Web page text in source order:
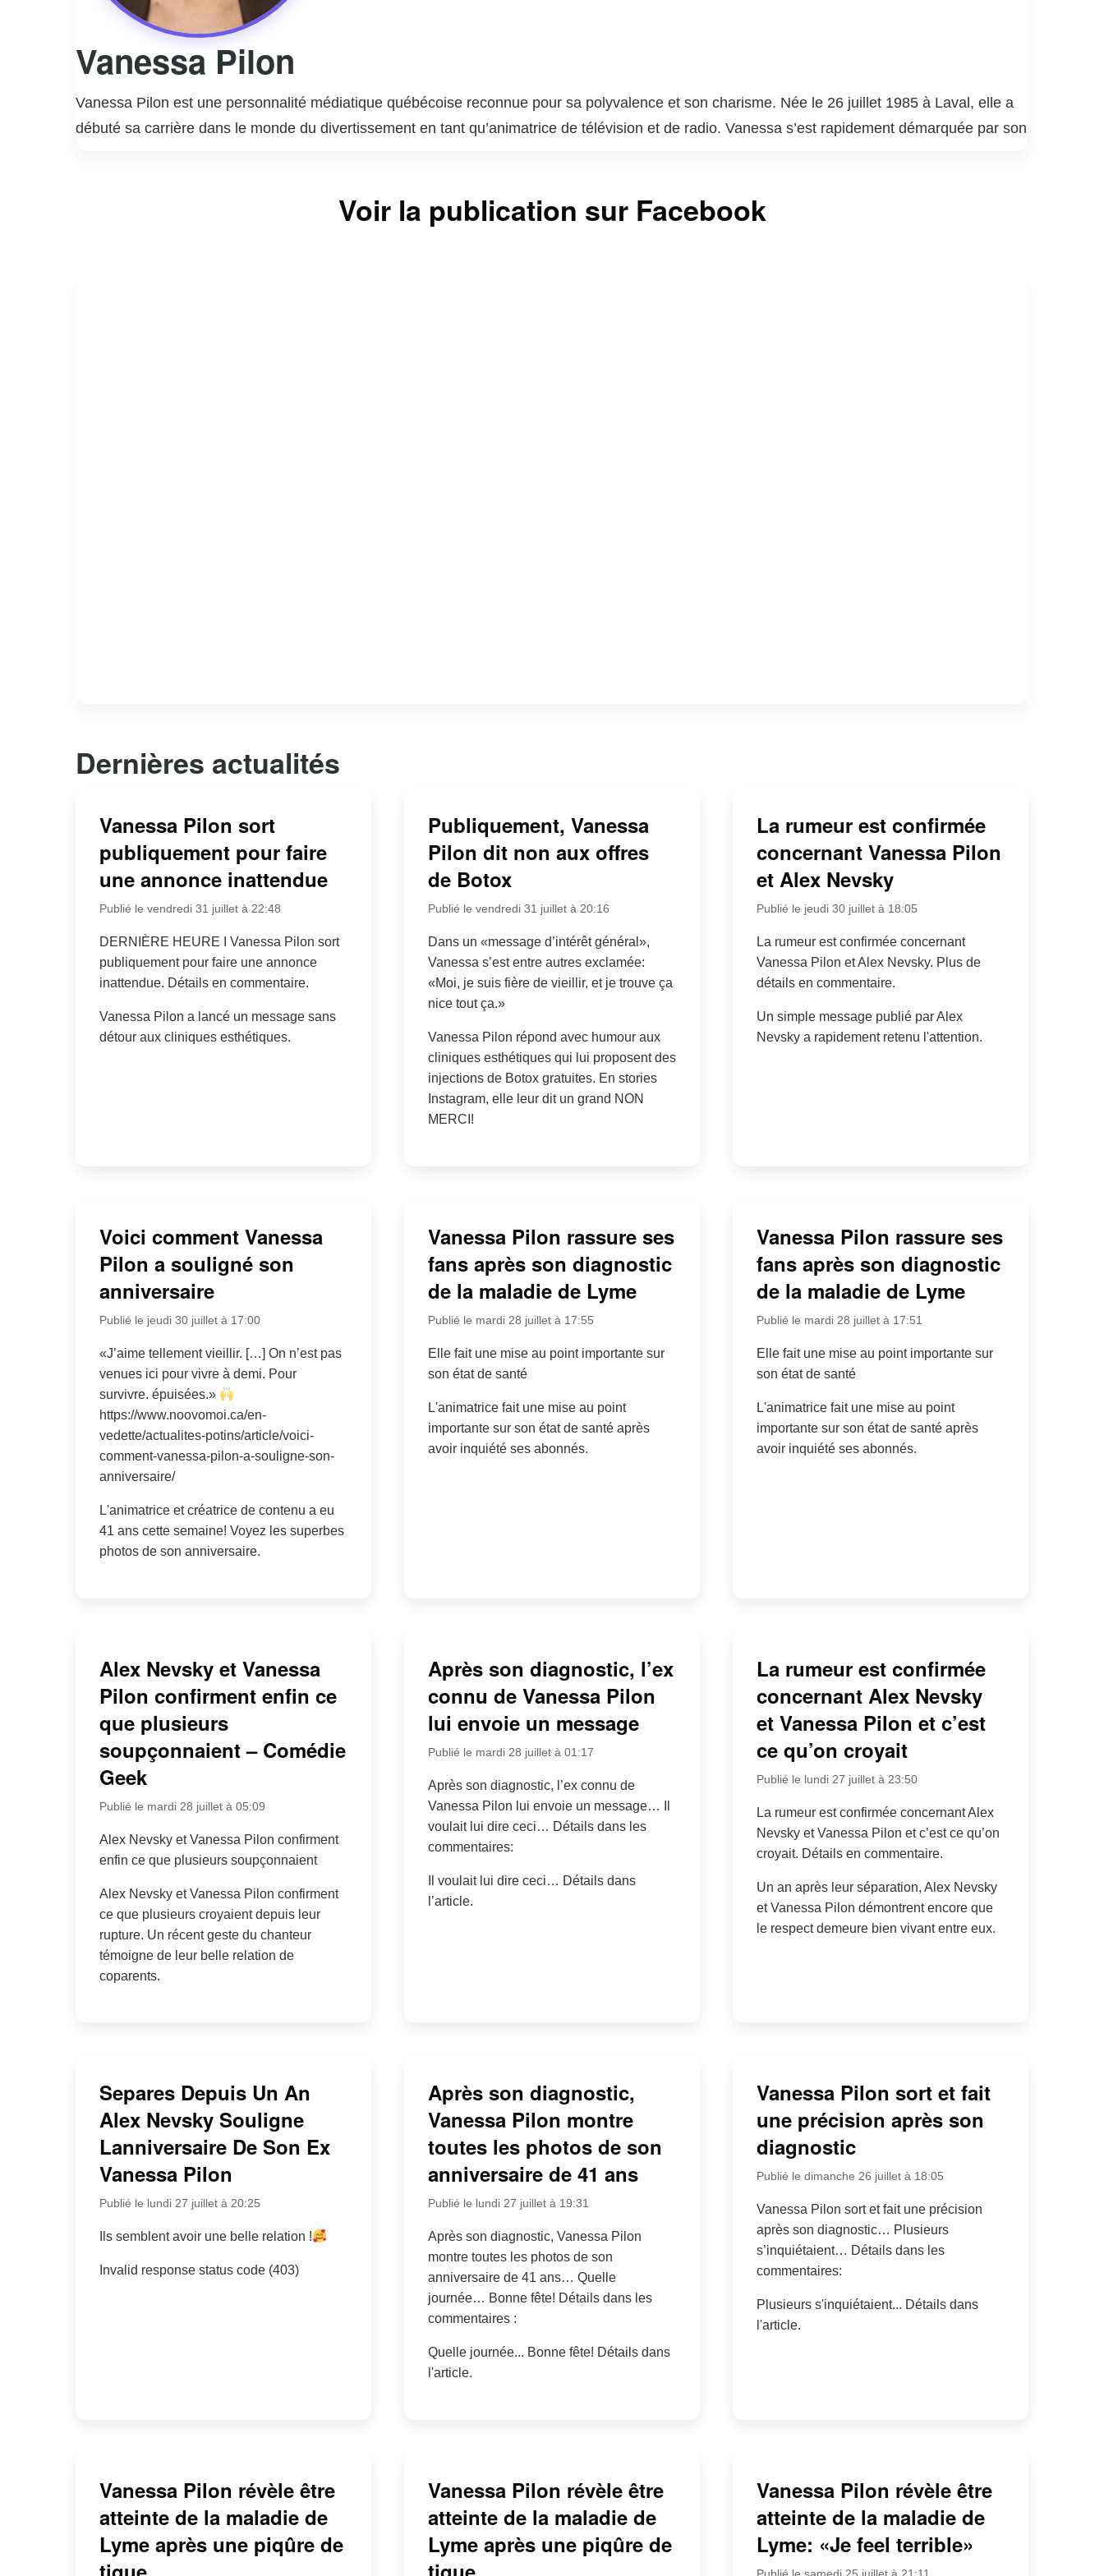
Vanessa Pilon
Vanessa Pilon est une personnalité médiatique québécoise reconnue pour sa polyvalence et son charisme. Née le 26 juillet 1985 à Laval, elle a
débuté sa carrière dans le monde du divertissement en tant qu’animatrice de télévision et de radio. Vanessa s’est rapidement démarquée par son
son énergie contagieuse et sa passion pour la culture pop. En plus de ses talents d’animatrice, Vanessa Pilon est également reconnue pour son
Voir la publication sur Facebook
Dernières actualités
Vanessa Pilon sort
publiquement pour faire
une annonce inattendue
Publié le vendredi 31 juillet à 22:48
DERNIÈRE HEURE I Vanessa Pilon sort
publiquement pour faire une annonce
inattendue. Détails en commentaire.
Vanessa Pilon a lancé un message sans
détour aux cliniques esthétiques.
Publiquement, Vanessa
Pilon dit non aux offres
de Botox
Publié le vendredi 31 juillet à 20:16
Dans un «message d’intérêt général»,
Vanessa s’est entre autres exclamée:
«Moi, je suis fière de vieillir, et je trouve ça
nice tout ça.»
Vanessa Pilon répond avec humour aux
cliniques esthétiques qui lui proposent des
injections de Botox gratuites. En stories
Instagram, elle leur dit un grand NON
MERCI!
La rumeur est confirmée
concernant Vanessa Pilon
et Alex Nevsky
Publié le jeudi 30 juillet à 18:05
La rumeur est confirmée concernant
Vanessa Pilon et Alex Nevsky. Plus de
détails en commentaire.
Un simple message publié par Alex
Nevsky a rapidement retenu l'attention.
Voici comment Vanessa
Pilon a souligné son
anniversaire
Publié le jeudi 30 juillet à 17:00
«J’aime tellement vieillir. […] On n’est pas
venues ici pour vivre à demi. Pour
survivre. épuisées.»
https://www.noovomoi.ca/en-
vedette/actualites-potins/article/voici-
comment-vanessa-pilon-a-souligne-son-
anniversaire/
L'animatrice et créatrice de contenu a eu
41 ans cette semaine! Voyez les superbes
photos de son anniversaire.
Vanessa Pilon rassure ses
fans après son diagnostic
de la maladie de Lyme
Publié le mardi 28 juillet à 17:55
Elle fait une mise au point importante sur
son état de santé
L'animatrice fait une mise au point
importante sur son état de santé après
avoir inquiété ses abonnés.
Vanessa Pilon rassure ses
fans après son diagnostic
de la maladie de Lyme
Publié le mardi 28 juillet à 17:51
Elle fait une mise au point importante sur
son état de santé
L'animatrice fait une mise au point
importante sur son état de santé après
avoir inquiété ses abonnés.
Alex Nevsky et Vanessa
Pilon confirment enfin ce
que plusieurs
soupçonnaient – Comédie
Geek
Publié le mardi 28 juillet à 05:09
Alex Nevsky et Vanessa Pilon confirment
enfin ce que plusieurs soupçonnaient
Alex Nevsky et Vanessa Pilon confirment
ce que plusieurs croyaient depuis leur
rupture. Un récent geste du chanteur
témoigne de leur belle relation de
coparents.
Après son diagnostic, l’ex
connu de Vanessa Pilon
lui envoie un message
Publié le mardi 28 juillet à 01:17
Après son diagnostic, l’ex connu de
Vanessa Pilon lui envoie un message… Il
voulait lui dire ceci… Détails dans les
commentaires:
Il voulait lui dire ceci… Détails dans
l’article.
La rumeur est confirmée
concernant Alex Nevsky
et Vanessa Pilon et c’est
ce qu’on croyait
Publié le lundi 27 juillet à 23:50
La rumeur est confirmée concernant Alex
Nevsky et Vanessa Pilon et c’est ce qu’on
croyait. Détails en commentaire.
Un an après leur séparation, Alex Nevsky
et Vanessa Pilon démontrent encore que
le respect demeure bien vivant entre eux.
Separes Depuis Un An
Alex Nevsky Souligne
Lanniversaire De Son Ex
Vanessa Pilon
Publié le lundi 27 juillet à 20:25
Ils semblent avoir une belle relation !
Invalid response status code (403)
Après son diagnostic,
Vanessa Pilon montre
toutes les photos de son
anniversaire de 41 ans
Publié le lundi 27 juillet à 19:31
Après son diagnostic, Vanessa Pilon
montre toutes les photos de son
anniversaire de 41 ans… Quelle
journée… Bonne fête! Détails dans les
commentaires :
Quelle journée... Bonne fête! Détails dans
l'article.
Vanessa Pilon sort et fait
une précision après son
diagnostic
Publié le dimanche 26 juillet à 18:05
Vanessa Pilon sort et fait une précision
après son diagnostic… Plusieurs
s’inquiétaient… Détails dans les
commentaires:
Plusieurs s'inquiétaient... Détails dans
l'article.
Vanessa Pilon révèle être
atteinte de la maladie de
Lyme après une piqûre de
Vanessa Pilon révèle être
atteinte de la maladie de
Lyme après une piqûre de
Vanessa Pilon révèle être
atteinte de la maladie de
Lyme: «Je feel terrible»
Publié le samedi 25 juillet à 21:11